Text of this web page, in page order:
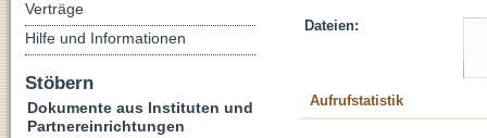
Dateien:
Aufrufstatistik
Verträge
Hilfe und Informationen
Stöbern
Dokumente aus Instituten und
Partnereinrichtungen